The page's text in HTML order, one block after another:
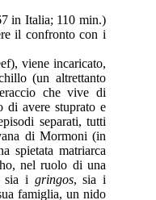
in Italia; 110 min.)
il confronto con i
viene incaricato,
(un altrettanto
che vive di
di avere stuprato e
separati, tutti
di Mormoni (in
spietata matriarca
nel ruolo di una
sia i gringos, sia i
famiglia, un nido